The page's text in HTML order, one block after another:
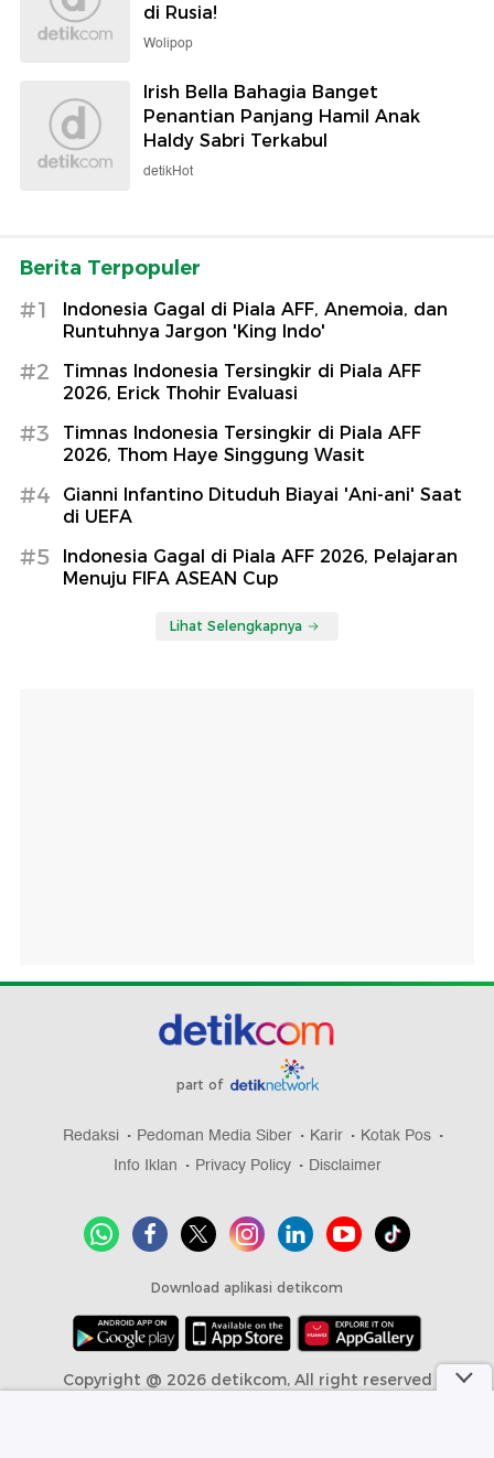
di Rusia!
Wolipop
Irish Bella Bahagia Banget
Penantian Panjang Hamil Anak
Haldy Sabri Terkabul
detikHot
Berita Terpopuler
#1
Indonesia Gagal di Piala AFF, Anemoia, dan
Runtuhnya Jargon 'King Indo'
#2
Timnas Indonesia Tersingkir di Piala AFF
2026, Erick Thohir Evaluasi
#3
Timnas Indonesia Tersingkir di Piala AFF
2026, Thom Haye Singgung Wasit
#4
Gianni Infantino Dituduh Biayai 'Ani-ani' Saat
di UEFA
#5
Indonesia Gagal di Piala AFF 2026, Pelajaran
Menuju FIFA ASEAN Cup
Lihat Selengkapnya
part of
Redaksi Pedoman Media Siber Karir
Kotak Pos
Info Iklan
Privacy Policy Disclaimer
Download aplikasi detikcom
Copyright @ 2026 detikcom, All right reserved